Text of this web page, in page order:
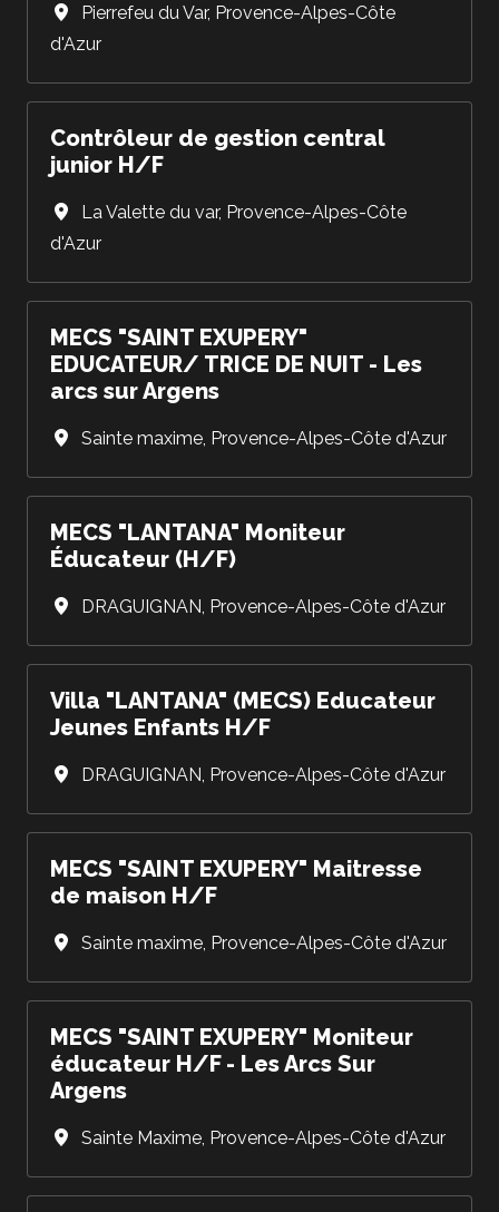
Pierrefeu du Var, Provence-Alpes-Côte
d'Azur
Contrôleur de gestion central
junior H/F
La Valette du var, Provence-Alpes-Côte
d'Azur
MECS "SAINT EXUPERY"
EDUCATEUR/ TRICE DE NUIT - Les
arcs sur Argens
Sainte maxime, Provence-Alpes-Côte d'Azur
MECS "LANTANA" Moniteur
Éducateur (H/F)
DRAGUIGNAN, Provence-Alpes-Côte d'Azur
Villa "LANTANA" (MECS) Educateur
Jeunes Enfants H/F
DRAGUIGNAN, Provence-Alpes-Côte d'Azur
MECS "SAINT EXUPERY" Maitresse
de maison H/F
Sainte maxime, Provence-Alpes-Côte d'Azur
MECS "SAINT EXUPERY" Moniteur
éducateur H/F - Les Arcs Sur
Argens
Sainte Maxime, Provence-Alpes-Côte d'Azur